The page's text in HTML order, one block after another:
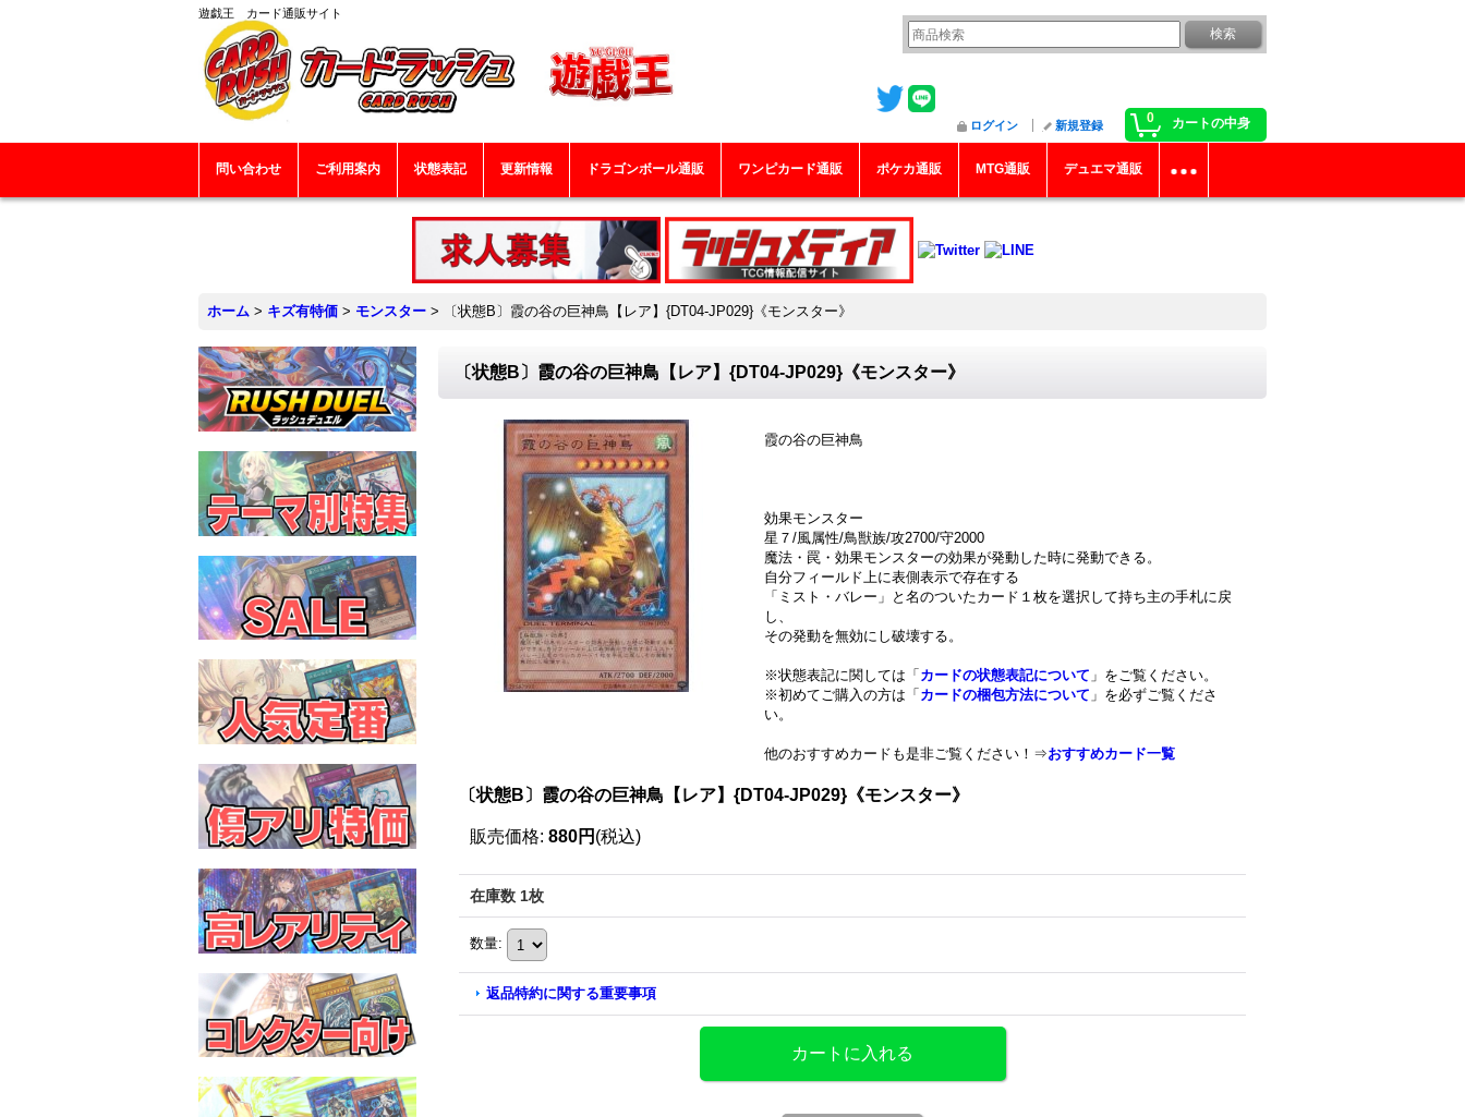
遊戯王 カード通販サイト
0 カートの中身
ログイン 新規登録
問い合わせ ご利用案内 状態表記 更新情報 ドラゴンボール通販 ワンピカード通販 ポケカ通販 MTG通販 デュエマ通販
ホーム > キズ有特価 > モンスター > 〔状態B〕霞の谷の巨神鳥【レア】{DT04-JP029}《モンスター》
〔状態B〕霞の谷の巨神鳥【レア】{DT04-JP029}《モンスター》
霞の谷の巨神鳥
効果モンスター
星７/風属性/鳥獣族/攻2700/守2000
魔法・罠・効果モンスターの効果が発動した時に発動できる。
自分フィールド上に表側表示で存在する
「ミスト・バレー」と名のついたカード１枚を選択して持ち主の手札に戻
し、
その発動を無効にし破壊する。
※状態表記に関しては「 カードの状態表記について 」をご覧ください。
※初めてご購入の方は「 カードの梱包方法について 」を必ずご覧くださ
い。
他のおすすめカードも是非ご覧ください！⇒おすすめカード一覧
〔状態B〕霞の谷の巨神鳥【レア】{DT04-JP029}《モンスター》
販売価格: 880円 (税込)
在庫数 1枚
数量:
返品特約に関する重要事項